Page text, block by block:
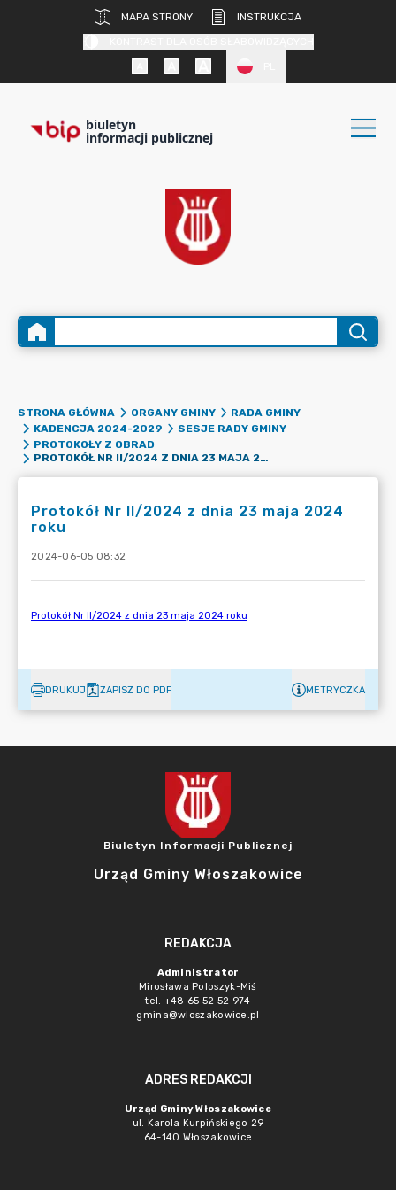
MAPA STRONY
INSTRUKCJA
biuletyn
informacji publicznej
STRONA GŁÓWNA ORGANY GMINY
RADA GMINY
KADENCJA 2024-2029
SESJE RADY GMINY
PROTOKOŁY Z OBRAD
PROTOKÓŁ NR II/2024 Z DNIA 23 MAJA 2024 ROKU
Protokół Nr II/2024 z dnia 23 maja 2024
roku
2024-06-05 08:32
DRUKUJ ZAPISZ DO PDF METRYCZKA
Biuletyn Informacji Publicznej
Urząd Gminy Włoszakowice
REDAKCJA
Administrator
Mirosława Poloszyk-Miś
tel. +48 65 52 52 974
gmina@wloszakowice.pl
ADRES REDAKCJI
Urząd Gminy Włoszakowice
ul. Karola Kurpińskiego 29
64-140 Włoszakowice